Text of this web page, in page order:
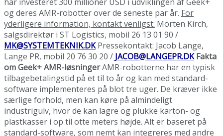
og deres AMR-robotter over de seneste par år. For
yderligere information, kontakt venligst: Morten Kirch,
salgsdirektør i ST Logistics, mobil 26 13 01 90 /
MK@SYSTEMTEKNIK.DKPressekontakt: Jacob Lange,
Lange PR, mobil 20 76 30 20 / JACOB@LANGEPR.DK Fakta
om Geek+ AMR-løsningerAMR-robotterne har en typisk
tilbagebetalingstid på et til to år og kan med standard-
software implementeres på blot tre uger. De kræver ikke
særlige forhold, men kan køre på almindeligt
industrigulv, hvor de kan lagre og plukke karton- og
plastkasser i op til otte meters højde. Alt er baseret på
standard-software, som nemt kan integreres med andre